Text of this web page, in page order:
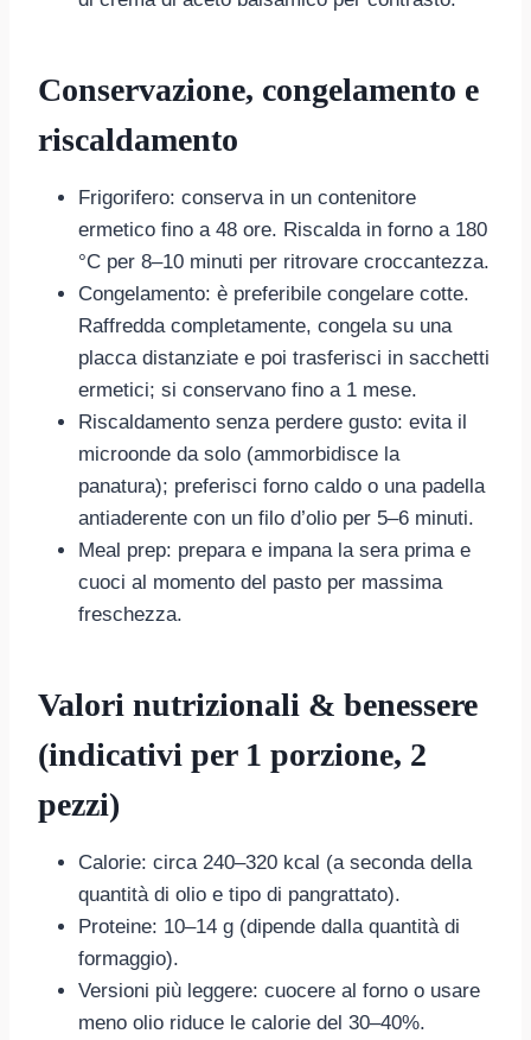
Conservazione, congelamento e
riscaldamento
Frigorifero: conserva in un contenitore
ermetico fino a 48 ore. Riscalda in forno a 180
°C per 8–10 minuti per ritrovare croccantezza.
Congelamento: è preferibile congelare cotte.
Raffredda completamente, congela su una
placca distanziate e poi trasferisci in sacchetti
ermetici; si conservano fino a 1 mese.
Riscaldamento senza perdere gusto: evita il
microonde da solo (ammorbidisce la
panatura); preferisci forno caldo o una padella
antiaderente con un filo d’olio per 5–6 minuti.
Meal prep: prepara e impana la sera prima e
cuoci al momento del pasto per massima
freschezza.
Valori nutrizionali & benessere
(indicativi per 1 porzione, 2
pezzi)
Calorie: circa 240–320 kcal (a seconda della
quantità di olio e tipo di pangrattato).
Proteine: 10–14 g (dipende dalla quantità di
formaggio).
Versioni più leggere: cuocere al forno o usare
meno olio riduce le calorie del 30–40%.